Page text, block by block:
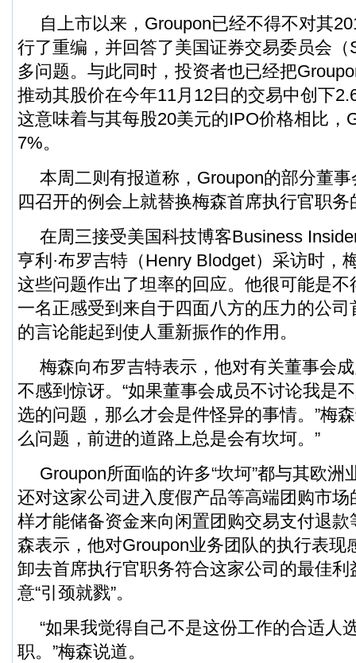
自上市以来，Groupon已经不得不对其
行了重编，并回答了美国证券交易委员会
多问题。与此同时，投资者也已经把
推动其股价在今年11月12日的交易中创下
这意味着与其每股20美元的IPO价格相比，
7%。
本周二则有报道称，Groupon的部分董
四召开的例会上就替换梅森首席执行官职
在周三接受美国科技博客Business
亨利·布罗吉特（Henry Blodget）采访时，
这些问题作出了坦率的回应。他很可能是
一名正感受到来自于四面八方的压力的公
的言论能起到使人重新振作的作用。
梅森向布罗吉特表示，他对有关董事会
不感到惊讶。“如果董事会成员不讨论我是
选的问题，那么才会是件怪异的事情。”梅
么问题，前进的道路上总是会有坎坷。”
Groupon所面临的许多“坎坷”都与其欧洲
还对这家公司进入度假产品等高端团购市
样才能储备资金来向闲置团购交易支付退
森表示，他对Groupon业务团队的执行表现
卸去首席执行官职务符合这家公司的最佳
意“引颈就戮”。
“如果我觉得自己不是这份工作的合适人
职。”梅森说道。